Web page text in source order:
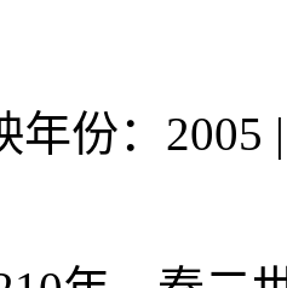
年份：2005 |